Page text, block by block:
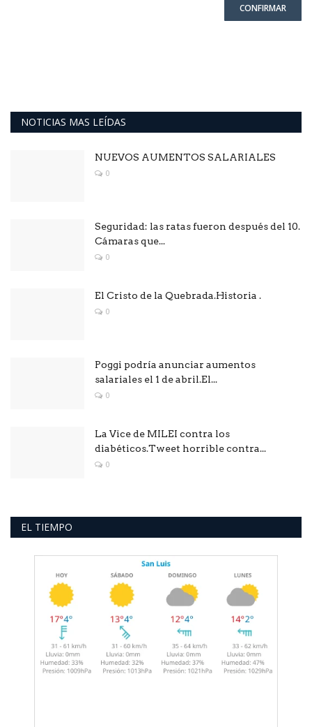
CONFIRMAR
NOTICIAS MAS LEÍDAS
NUEVOS AUMENTOS SALARIALES
0
Seguridad: las ratas fueron después del 10.
Cámaras que...
0
El Cristo de la Quebrada.Historia .
0
Poggi podría anunciar aumentos
salariales el 1 de abril.El...
0
La Vice de MILEI contra los
diabéticos.Tweet horrible contra...
0
EL TIEMPO